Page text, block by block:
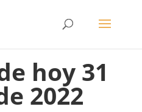
hoy 31
2022